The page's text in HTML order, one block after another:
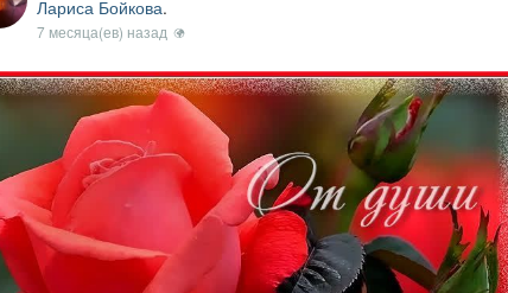
Лариса Бойкова.
7 месяца(ев) назад